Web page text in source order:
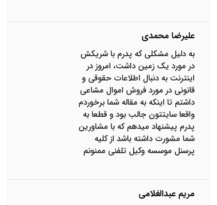
علیرضا محمدی
به دلیل مشکلی که پدرم با شریکش
در مورد یک زمین داشت، امروز در
اینترنت به دنبال اطلاعات حقوقی و
قانونی در مورد فروش اموال مشاعی
داشتم تا اینکه به مقاله شما برخوردم
واقعا سایتتون جالب بود و قطعا به
پدرم پیشنهاد میدهم که با مشاورین
شما مشورت داشته باشد از کلیه
پرسنل موسسه وکیل تلفنی ممنونم
مریم عبدالغلامی